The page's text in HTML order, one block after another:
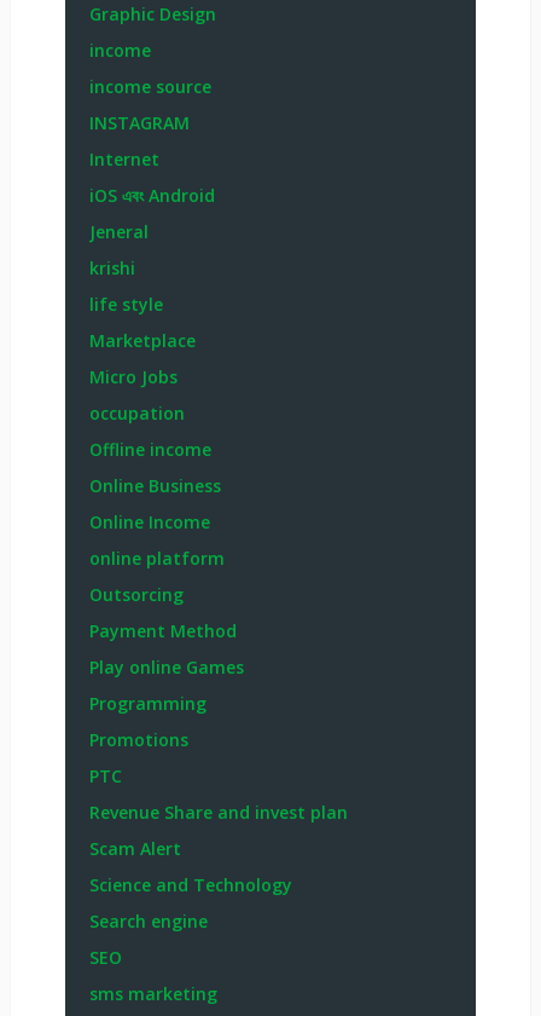
Graphic Design
income
income source
INSTAGRAM
Internet
iOS এবং Android
Jeneral
krishi
life style
Marketplace
Micro Jobs
occupation
Offline income
Online Business
Online Income
online platform
Outsorcing
Payment Method
Play online Games
Programming
Promotions
PTC
Revenue Share and invest plan
Scam Alert
Science and Technology
Search engine
SEO
sms marketing